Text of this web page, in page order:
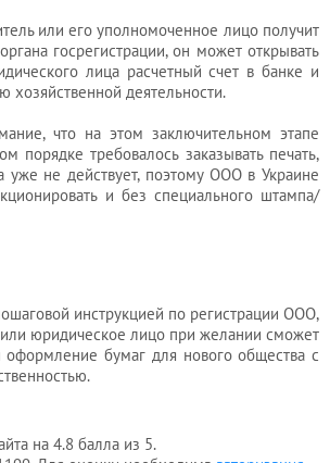
или его уполномоченное лицо получит
госрегистрации, он может открывать
лица расчетный счет в банке и
хозяйственной деятельности.
что на этом заключительном этапе
порядке требовалось заказывать печать,
уже не действует, поэтому ООО в Украине
и без специального штампа/
инструкцией по регистрации ООО,
юридическое лицо при желании сможет
оформление бумаг для нового общества с
на 4.8 балла из 5.